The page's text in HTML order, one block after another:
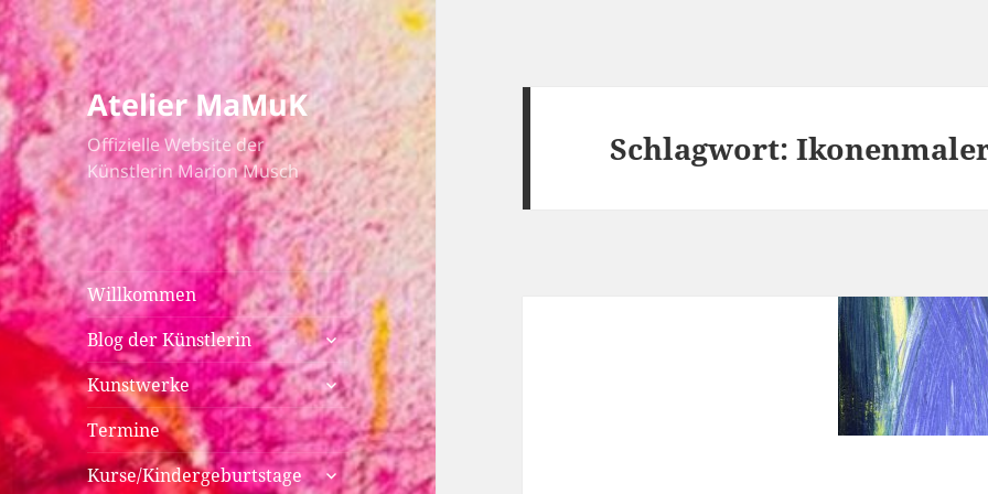
Atelier MaMuK
Offizielle Website der
Künstlerin Marion Musch
Willkommen
Blog der Künstlerin
untermenü
anzeigen
Kunstwerke
untermenü
anzeigen
Termine
Kurse/Kindergeburtstage untermenü
Schlagwort: